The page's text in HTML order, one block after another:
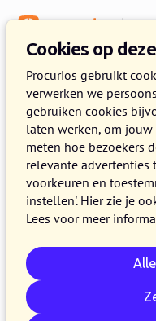
Cookies op
Procurios gebruikt
verwerken we
gebruiken cookies
laten werken, om
meten hoe bezoekers
relevante advertenties
voorkeuren en
instellen'. Hier zie je
Lees voor meer
Digitale vereniging
Dat
Datalekken
1 FEBRUARI 2022 NIELS
Datalekken komen
verenigingen zijn
voorkom je het
data van je leden?